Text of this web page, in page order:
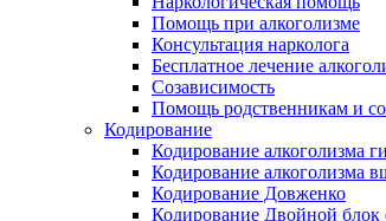
Помощь при алкоголизме
Консультация нарколога
Бесплатное лечение
Созависимость
Помощь родственникам и
Кодирование
Кодирование алкоголизма
Кодирование алкоголизма
Кодирование Довженко
Кодирование Двойной блок